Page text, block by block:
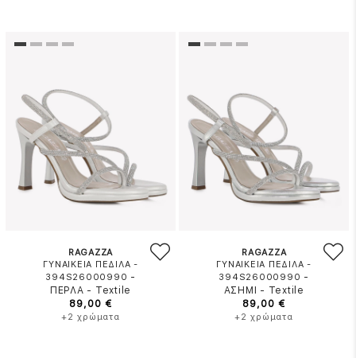
RAGAZZA
ΓΥΝΑΙΚΕΙΑ ΠΕΔΙΛΑ -
394S26000990 -
ΠΕΡΛΑ - Textile
89,00 €
+2 χρώματα
RAGAZZA
ΓΥΝΑΙΚΕΙΑ ΠΕΔΙΛΑ -
394S26000990 -
ΑΣΗΜΙ
- Textile
89,00 €
+2 χρώματα